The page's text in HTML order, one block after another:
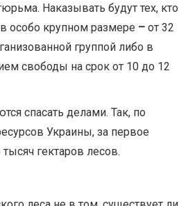
Наказывать будут тех, кто
особо крупном размере – от 32
группой либо в
свободы на срок от 10 до 12
спасать делами. Так, по
Украины, за первое
гектаров лесов.